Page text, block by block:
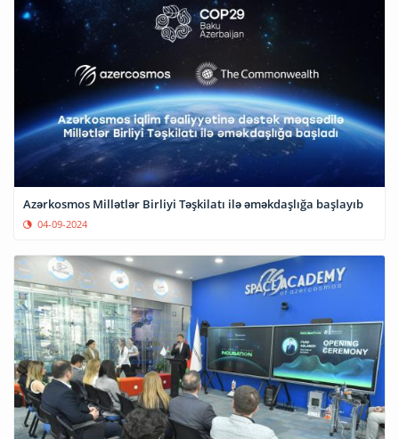
Azərkosmos Millətlər Birliyi Təşkilatı ilə əməkdaşlığa başlayıb
04-09-2024